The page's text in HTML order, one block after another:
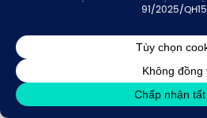
Nếu không sản xuất trong
phí sản xuất chung cố
Doanh nghiệp dịch vụ (ví
chữa) có hạch toán chi phí